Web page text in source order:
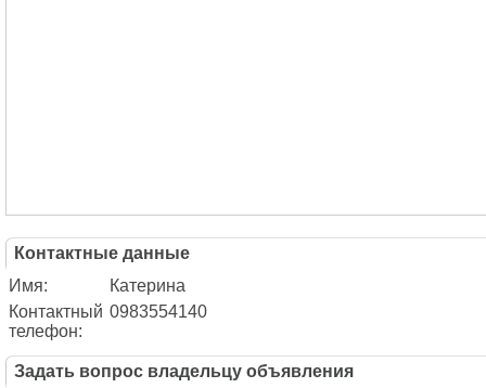
Контактные данные
Имя:
Катерина
Контактный
телефон:
0983554140
Задать вопрос владельцу объявления